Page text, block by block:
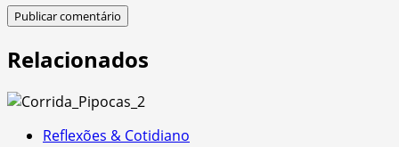
Relacionados
Reflexões & Cotidiano